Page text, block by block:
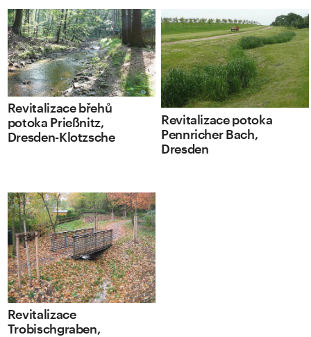
Revitalizace břehů
potoka Prießnitz,
Dresden-Klotzsche
Revitalizace potoka
Pennricher Bach,
Dresden
Revitalizace
Trobischgraben,